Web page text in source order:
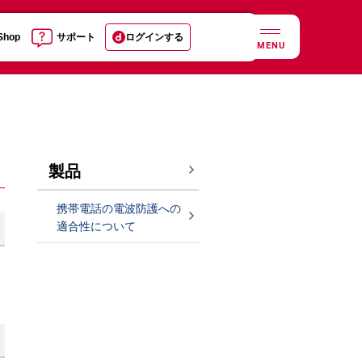
サポート ログインする
MENU
製品
携帯電話の電波防護への
適合性について